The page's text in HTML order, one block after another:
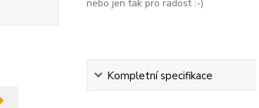
nebo jen tak pro radost :-)
Kompletní specifikace